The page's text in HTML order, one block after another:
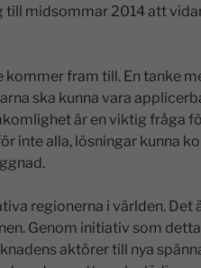
till midsommar 2014 att
kommer fram till. En tanke
ska kunna vara
är en viktig fråga
inte alla, lösningar kunna
regionerna i världen. Det
Genom initiativ som
aktörer till nya